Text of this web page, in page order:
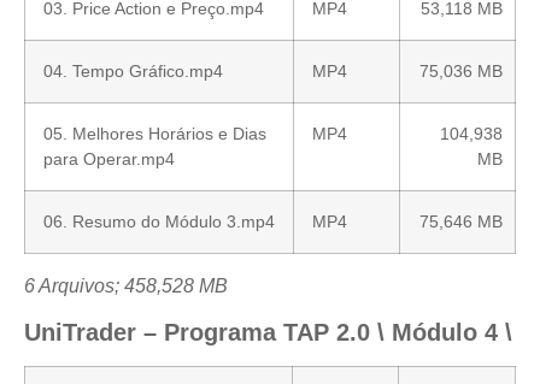
03. Price Action e Preço.mp4 MP4 53,118 MB
04. Tempo Gráfico.mp4 MP4 75,036 MB
05. Melhores Horários e Dias
para Operar.mp4
MP4
104,938
MB
06. Resumo do Módulo 3.mp4 MP4 75,646 MB
6 Arquivos; 458,528 MB
UniTrader – Programa TAP 2.0 \ Módulo 4 \